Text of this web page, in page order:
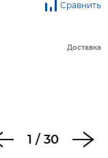
Сравнить
Доставка
1 / 30